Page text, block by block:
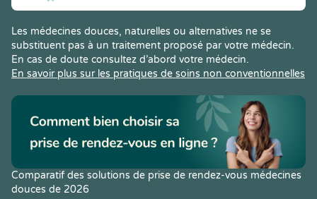
Les médecines douces, naturelles ou alternatives ne se
substituent pas à un traitement proposé par votre médecin.
En cas de doute consultez d’abord votre médecin.
En savoir plus sur les pratiques de soins non conventionnelles
Comparatif des solutions de prise de rendez-vous médecines
douces de 2026